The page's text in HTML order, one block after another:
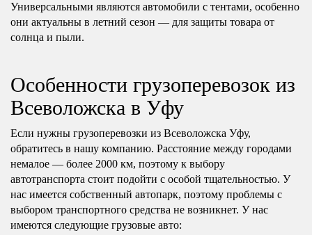
Универсальными являются автомобили с тентами, особенно
они актуальны в летний сезон — для защиты товара от
солнца и пыли.
Особенности грузоперевозок из
Всеволожска в Уфу
Если нужны грузоперевозки из Всеволожска Уфу,
обратитесь в нашу компанию. Расстояние между городами
немалое — более 2000 км, поэтому к выбору
автотранспорта стоит подойти с особой тщательностью. У
нас имеется собственный автопарк, поэтому проблемы с
выбором транспортного средства не возникнет. У нас
имеются следующие грузовые авто: